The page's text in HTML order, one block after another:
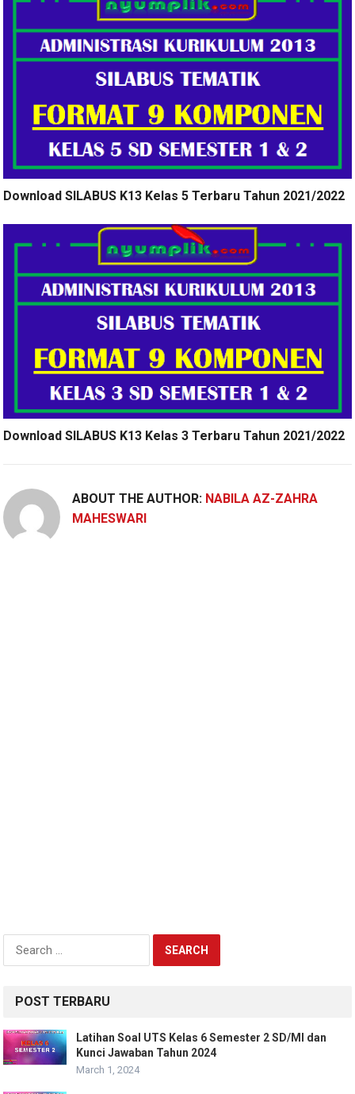
Download SILABUS K13 Kelas 5 Terbaru Tahun 2021/2022
Download SILABUS K13 Kelas 3 Terbaru Tahun 2021/2022
ABOUT THE AUTHOR: NABILA AZ-ZAHRA
MAHESWARI
for:
POST TERBARU
Latihan Soal UTS Kelas 6 Semester 2 SD/MI dan
Kunci Jawaban Tahun 2024
March 1, 2024